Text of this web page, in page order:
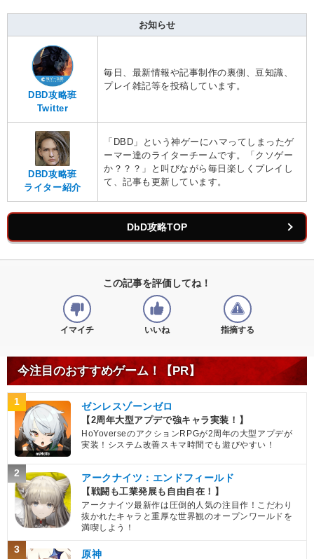
お知らせ
DBD攻略班
Twitter
毎日、最新情報や記事制作の裏側、豆知識、
プレイ雑記等を投稿しています。
DBD攻略班
ライター紹介
「DBD」という神ゲーにハマってしまったゲ
ーマー達のライターチームです。「クソゲー
か？？？」と叫びながら毎日楽しくプレイし
て、記事も更新しています。
DbD攻略TOP
この記事を評価してね！
イマイチ いいね 指摘する
今注目のおすすめゲーム！【PR】
1 ゼンレスゾーンゼロ
【2周年大型アプデで強キャラ実装！】
HoYoverseのアクションRPGが2周年の大型アプデが
実装！システム改善スキマ時間でも遊びやすい！
2 アークナイツ：エンドフィールド
【戦闘も工業発展も自由自在！】
アークナイツ最新作は圧倒的人気の注目作！こだわり
抜かれたキャラと重厚な世界観のオープンワールドを
満喫しよう！
3 原神